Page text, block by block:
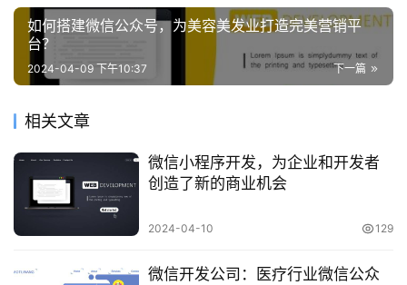
如何搭建微信公众号，为美容美发业打造完美营销平
台？
下一篇
2024-04-09 下午10:37
相关文章
微信小程序开发，为企业和开发者
创造了新的商业机会
2024-04-10 129
微信开发公司：医疗行业微信公众